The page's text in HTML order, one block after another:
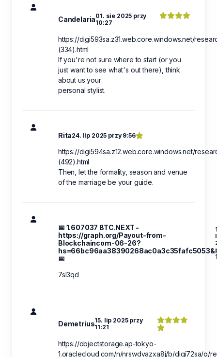
Candelaria01. sie 2025 przy
10:27
https://digi593sa.z31.web.core.windows.net/
(334).html
If you're not sure where to start (or you
just want to see what's out there), think
about us your
personal stylist.
Rita24. lip 2025 przy 9:56
https://digi594sa.z12.web.core.windows.net/
(492).html
Then, let the formality, season and venue
of the marriage be your guide.
📅 1.607037 BTC.NEXT -
https://graph.org/Payout-from-
Blockchaincom-06-26?
hs=66bc96aa38390268ac0a3c35fafc5053&
📅
7sl3qd
Demetrius15. lip 2025 przy
11:21
https://objectstorage.ap-tokyo-
1.oraclecloud.com/n/nrswdvazxa8j/b/digi72sa/o/